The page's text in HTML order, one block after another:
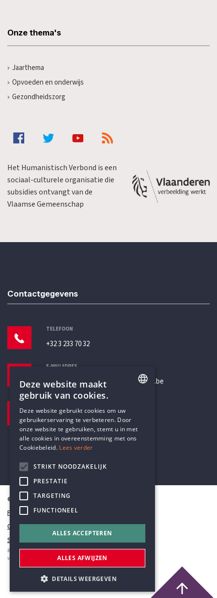
Onze thema's
Jaarthema
Opvoeden en onderwijs
Gezondheidszorg
Het Humanistisch Verbond is een
sociaal-culturele organisatie die
subsidies ontvangt van de
Vlaamse Gemeenschap
Contactgegevens
TELEFOON
+32 3 233 70 32
E-MAILADRES
secretariaat@humanistischverbond.be
Pottenbrug 4
Antwerpen, 2000
© Humanistisch Verbond 2026
Privacy
Cookiestatement
Sitemap
#codedwithlove byCodelines
webapplicaties
mobiele apps&maatwerk websites
DUTCH
Deze website maakt
gebruik van cookies.
Deze website gebruikt cookies om uw
gebruikerservaring te verbeteren. Door
onze website te gebruiken, stemt u in met
alle cookies in overeenstemming met ons
Cookiebeleid. Lees verder
STRIKT NOODZAKELIJK
PRESTATIE
TARGETING
FUNCTIONEEL
ALLES ACCEPTEREN
ALLES AFWIJZEN
DETAILS WEERGEVEN